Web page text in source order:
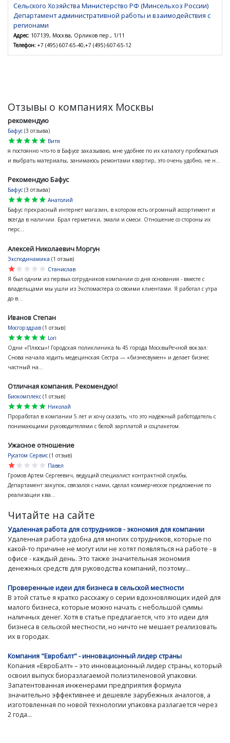
Сельского Хозяйства Министерство РФ (Минсельхоз России)
Департамент административной работы и взаимодействия с
регионами
Адрес: 107139, Москва, Орликов пер., 1/11
Телефон: +7 (495) 607-65-40,+7 (495) 607-65-12
Отзывы о компаниях Москвы
рекомендую
Бафус (3 отзыва)
star
star
star
star
star
Витя
я постоянно что-то в Бафусе заказываю, мне удобнее по их каталогу пробежаться
и выбрать материалы, занимаюсь ремонтами квартир, это очень удобно, не н...
Рекомендую Бафус
Бафус (3 отзыва)
star
star
star
star
star
Анатолий
Бафус прекрасный интернет магазин, в котором есть огромный ассортимент и
всегда в наличии. Брал герметики, эмали и смеси. Отношение со стороны их
перс...
Алексей Николаевич Моргун
Эксподинамика (1 отзыв)
star
star
star
star
star
Станислав
Я был одним из первых сотрудников компании со дня основания - вместе с
владельцами мы ушли из Экспомастера со своими клиентами. Я работал с утра
до в...
Иванов Степан
Мосгорздрав (1 отзыв)
star
star
star
star
star
Lori
Одни «Плюсы»! Городская поликлиника № 45 города МосквыРечной вокзал:
Снова начала ходить медецинская Сестра — «бизнесвумен» и делает бизнес
частный на...
Отличная компания. Рекомендую!
Биокомплекс (1 отзыв)
star
star
star
star
star
Николай
Проработал в компании 5 лет и хочу сказать, что это надёжный работодатель с
понимающими руководителями с белой зарплатой и соцпакетом.
Ужасное отношение
Русатом Сервис (1 отзыв)
star
star
star
star
star
Павел
Громов Артем Сергеевич, ведущий специалист контрактной службы,
Департамент закупок, связался с нами, сделал коммерческое предложение по
реализации ква...
Читайте на сайте
Удаленная работа для сотрудников - экономия для компании
Удаленная работа удобна для многих сотрудников, которые по
какой-то причине не могут или не хотят появляться на работе - в
офисе - каждый день. Это также значительная экономия
денежных средств для руководства компаний, поэтому...
Проверенные идеи для бизнеса в сельской местности
В этой статье я кратко расскажу о серии вдохновляющих идей для
малого бизнеса, которые можно начать с небольшой суммы
наличных денег. Хотя в статье предлагается, что это идеи для
бизнеса в сельской местности, но ничто не мешает реализовать
их в городах.
Компания "Евробалт" - инновационный лидер страны
Копания «ЕвроБалт» – это инновационный лидер страны, который
освоил выпуск биоразлагаемой полиэтиленовой упаковки.
Запатентованная инженерами предприятия формула
значительно эффективнее и дешевле зарубежных аналогов, а
изготовленная по новой технологии упаковка разлагается через
2 года...